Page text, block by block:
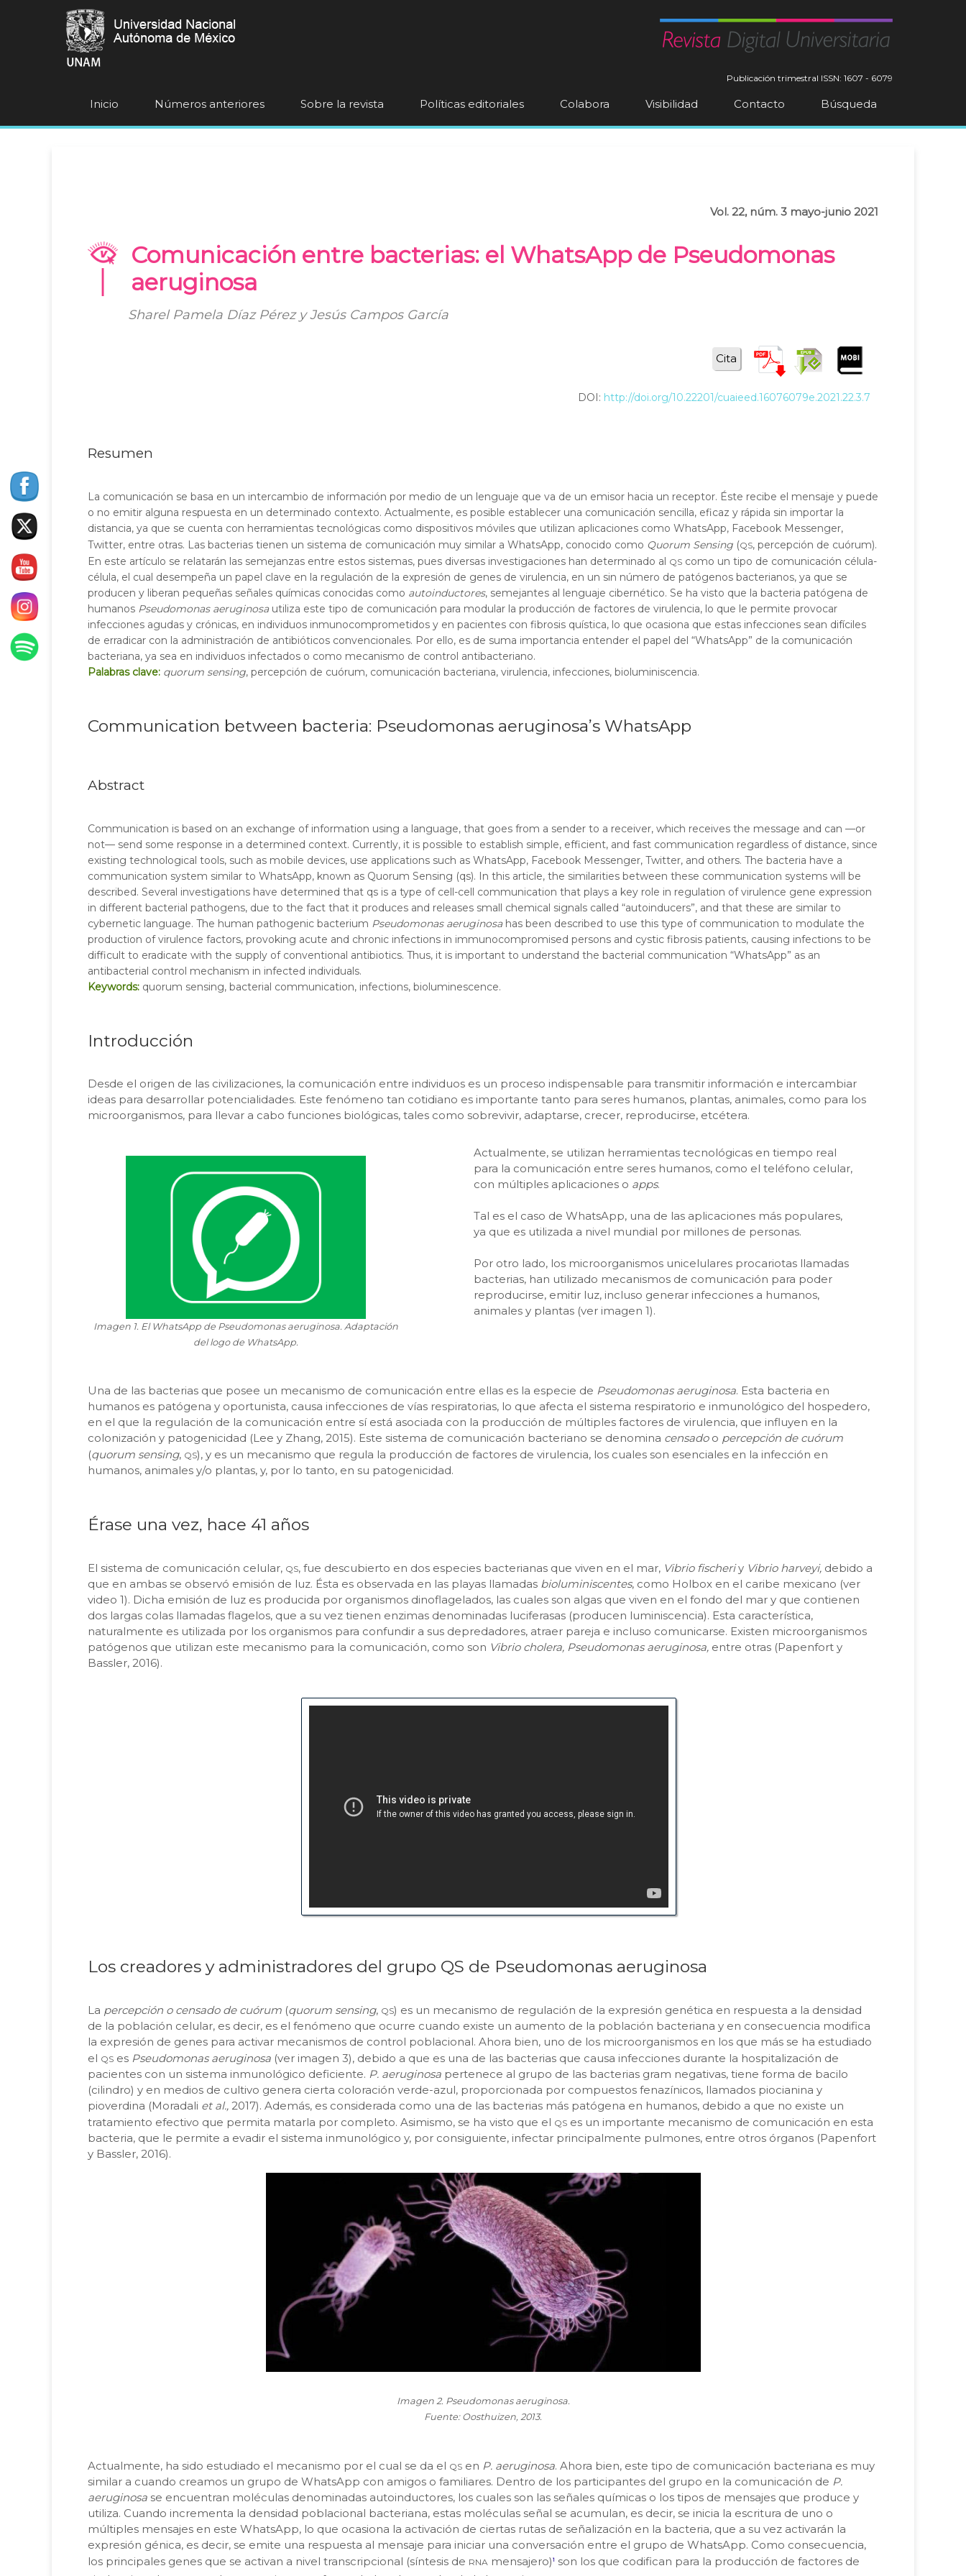
Publicación trimestral ISSN: 1607 - 6079
Inicio Números anteriores Sobre la revista Políticas editoriales Colabora Visibilidad Contacto Búsqueda
Vol. 22, núm. 3 mayo-junio 2021
Comunicación entre bacterias: el WhatsApp de Pseudomonas
aeruginosa
Sharel Pamela Díaz Pérez y Jesús Campos García
Cita
DOI: http://doi.org/10.22201/cuaieed.16076079e.2021.22.3.7
Resumen
La comunicación se basa en un intercambio de información por medio de un lenguaje que va de un emisor hacia un receptor. Éste recibe el mensaje y puede
o no emitir alguna respuesta en un determinado contexto. Actualmente, es posible establecer una comunicación sencilla, eficaz y rápida sin importar la
distancia, ya que se cuenta con herramientas tecnológicas como dispositivos móviles que utilizan aplicaciones como WhatsApp, Facebook Messenger,
Twitter, entre otras. Las bacterias tienen un sistema de comunicación muy similar a WhatsApp, conocido como Quorum Sensing (qs, percepción de cuórum).
En este artículo se relatarán las semejanzas entre estos sistemas, pues diversas investigaciones han determinado al qs como un tipo de comunicación célula-
célula, el cual desempeña un papel clave en la regulación de la expresión de genes de virulencia, en un sin número de patógenos bacterianos, ya que se
producen y liberan pequeñas señales químicas conocidas como autoinductores, semejantes al lenguaje cibernético. Se ha visto que la bacteria patógena de
humanos Pseudomonas aeruginosautiliza este tipo de comunicación para modular la producción de factores de virulencia, lo que le permite provocar
infecciones agudas y crónicas, en individuos inmunocomprometidos y en pacientes con fibrosis quística, lo que ocasiona que estas infecciones sean difíciles
de erradicar con la administración de antibióticos convencionales. Por ello, es de suma importancia entender el papel del “WhatsApp” de la comunicación
bacteriana, ya sea en individuos infectados o como mecanismo de control antibacteriano.
Palabras clave: quorum sensing, percepción de cuórum, comunicación bacteriana, virulencia, infecciones, bioluminiscencia.
Communication between bacteria: Pseudomonas aeruginosa’s WhatsApp
Abstract
Communication is based on an exchange of information using a language, that goes from a sender to a receiver, which receives the message and can —or
not— send some response in a determined context. Currently, it is possible to establish simple, efficient, and fast communication regardless of distance, since
existing technological tools, such as mobile devices, use applications such as WhatsApp, Facebook Messenger, Twitter, and others. The bacteria have a
communication system similar to WhatsApp, known as Quorum Sensing (qs). In this article, the similarities between these communication systems will be
described. Several investigations have determined that qs is a type of cell-cell communication that plays a key role in regulation of virulence gene expression
in different bacterial pathogens, due to the fact that it produces and releases small chemical signals called “autoinducers”, and that these are similar to
cybernetic language. The human pathogenic bacterium Pseudomonas aeruginosahas been described to use this type of communication to modulate the
production of virulence factors, provoking acute and chronic infections in immunocompromised persons and cystic fibrosis patients, causing infections to be
difficult to eradicate with the supply of conventional antibiotics. Thus, it is important to understand the bacterial communication “WhatsApp” as an
antibacterial control mechanism in infected individuals.
Keywords: quorum sensing, bacterial communication, infections, bioluminescence.
Introducción
Desde el origen de las civilizaciones, la comunicación entre individuos es un proceso indispensable para transmitir información e intercambiar
ideas para desarrollar potencialidades. Este fenómeno tan cotidiano es importante tanto para seres humanos, plantas, animales, como para los
microorganismos, para llevar a cabo funciones biológicas, tales como sobrevivir, adaptarse, crecer, reproducirse, etcétera.
Imagen 1. El WhatsApp de Pseudomonas aeruginosa. Adaptación
del logo de WhatsApp.
Actualmente, se utilizan herramientas tecnológicas en tiempo real
para la comunicación entre seres humanos, como el teléfono celular,
con múltiples aplicaciones o apps.
Tal es el caso de WhatsApp, una de las aplicaciones más populares,
ya que es utilizada a nivel mundial por millones de personas.
Por otro lado, los microorganismos unicelulares procariotas llamadas
bacterias, han utilizado mecanismos de comunicación para poder
reproducirse, emitir luz, incluso generar infecciones a humanos,
animales y plantas (ver imagen 1).
Una de las bacterias que posee un mecanismo de comunicación entre ellas es la especie de Pseudomonas aeruginosa. Esta bacteria en
humanos es patógena y oportunista, causa infecciones de vías respiratorias, lo que afecta el sistema respiratorio e inmunológico del hospedero,
en el que la regulación de la comunicación entre sí está asociada con la producción de múltiples factores de virulencia, que influyen en la
colonización y patogenicidad (Lee y Zhang, 2015). Este sistema de comunicación bacteriano se denomina censado o percepción de cuórum
(quorum sensing, qs), y es un mecanismo que regula la producción de factores de virulencia, los cuales son esenciales en la infección en
humanos, animales y/o plantas, y, por lo tanto, en su patogenicidad.
Érase una vez, hace 41 años
El sistema de comunicación celular, qs, fue descubierto en dos especies bacterianas que viven en el mar, Vibrio fischeriy Vibrio harveyi, debido a
que en ambas se observó emisión de luz. Ésta es observada en las playas llamadas bioluminiscentes, como Holbox en el caribe mexicano (ver
video 1). Dicha emisión de luz es producida por organismos dinoflagelados, las cuales son algas que viven en el fondo del mar y que contienen
dos largas colas llamadas flagelos, que a su vez tienen enzimas denominadas luciferasas (producen luminiscencia). Esta característica,
naturalmente es utilizada por los organismos para confundir a sus depredadores, atraer pareja e incluso comunicarse. Existen microorganismos
patógenos que utilizan este mecanismo para la comunicación, como son Vibrio cholera, Pseudomonas aeruginosa, entre otras (Papenfort y
Bassler, 2016).
Los creadores y administradores del grupo QS de Pseudomonas aeruginosa
La percepción o censado de cuórum (quorum sensing, qs) es un mecanismo de regulación de la expresión genética en respuesta a la densidad
de la población celular, es decir, es el fenómeno que ocurre cuando existe un aumento de la población bacteriana y en consecuencia modifica
la expresión de genes para activar mecanismos de control poblacional. Ahora bien, uno de los microorganismos en los que más se ha estudiado
el qs es Pseudomonas aeruginosa (ver imagen 3), debido a que es una de las bacterias que causa infecciones durante la hospitalización de
pacientes con un sistema inmunológico deficiente. P. aeruginosa pertenece al grupo de las bacterias gram negativas, tiene forma de bacilo
(cilindro) y en medios de cultivo genera cierta coloración verde-azul, proporcionada por compuestos fenazínicos, llamados piocianina y
pioverdina (Moradali et al., 2017). Además, es considerada como una de las bacterias más patógena en humanos, debido a que no existe un
tratamiento efectivo que permita matarla por completo. Asimismo, se ha visto que el qs es un importante mecanismo de comunicación en esta
bacteria, que le permite a evadir el sistema inmunológico y, por consiguiente, infectar principalmente pulmones, entre otros órganos (Papenfort
y Bassler, 2016).
Imagen 2. Pseudomonas aeruginosa.
Fuente: Oosthuizen, 2013.
Actualmente, ha sido estudiado el mecanismo por el cual se da el qs en P. aeruginosa. Ahora bien, este tipo de comunicación bacteriana es muy
similar a cuando creamos un grupo de WhatsApp con amigos o familiares. Dentro de los participantes del grupo en la comunicación de P.
aeruginosa se encuentran moléculas denominadas autoinductores, los cuales son las señales químicas o los tipos de mensajes que produce y
utiliza. Cuando incrementa la densidad poblacional bacteriana, estas moléculas señal se acumulan, es decir, se inicia la escritura de uno o
múltiples mensajes en este WhatsApp, lo que ocasiona la activación de ciertas rutas de señalización en la bacteria, que a su vez activarán la
expresión génica, es decir, se emite una respuesta al mensaje para iniciar una conversación entre el grupo de WhatsApp. Como consecuencia,
los principales genes que se activan a nivel transcripcional (síntesis de rna mensajero) 1
son los que codifican para la producción de factores de